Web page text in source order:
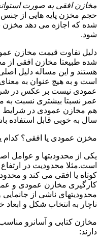
مخازن افقی به صورت
حجم مخزن پایه هایی از
شده که اجازه می دهد مخزن
شود.
دلیل تفاوت قیمت مخازن
شده طبیعتا مخازن افقی از
هستند و این مساله دلیل
است و به هیچ عنوان به
عمودی نیست بر عکس در
عمر نسبتا بیشتری نسبت به
هم مخازن عمودی در شرایط
سال به خوبی قابل استفاده
مخزن عمودی یا افقی؟ کدام
یکی از محدودیتها و
است.مثلا محدودیت در
کوتاه یا افقی می کند و
کارگیری مخازن عمودی و
محدودیتهای ناشی از
ناچار به انتخاب شکل و
مخازن کتابی و آسانرو
دارند: